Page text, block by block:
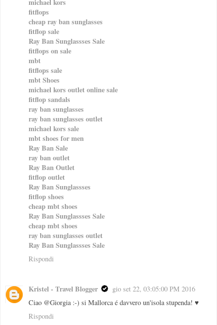
michael kors
fitflops
cheap ray ban sunglasses
fitflop sale
Ray Ban Sunglassses Sale
fitflops on sale
mbt
fitflops sale
mbt Shoes
michael kors outlet online sale
fitflop sandals
ray ban sunglasses
ray ban sunglasses outlet
michael kors sale
mbt shoes for men
Ray Ban Sale
ray ban outlet
Ray Ban Outlet
fitflop outlet
Ray Ban Sunglassses
fitflop shoes
cheap mbt shoes
Ray Ban Sunglassses Sale
cheap mbt shoes
ray ban sunglasses outlet
Ray Ban Sunglassses Sale
Rispondi
Kristel - Travel Blogger
gio set 22, 03:05:00 PM 2016
Ciao @Giorgia :-) si Mallorca é davvero un'isola stupenda! ♥
Rispondi